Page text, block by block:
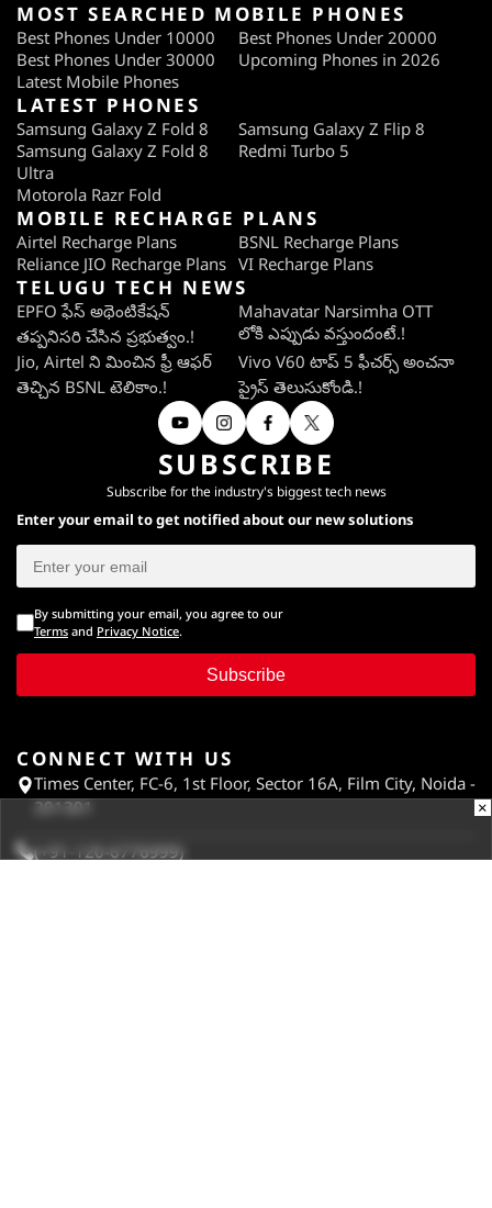
MOST SEARCHED MOBILE PHONES
Best Phones Under 10000
Best Phones Under 20000
Best Phones Under 30000
Upcoming Phones in 2026
Latest Mobile Phones
LATEST PHONES
Samsung Galaxy Z Fold 8
Samsung Galaxy Z Flip 8
Samsung Galaxy Z Fold 8
Ultra
Redmi Turbo 5
Motorola Razr Fold
MOBILE RECHARGE PLANS
Airtel Recharge Plans
BSNL Recharge Plans
Reliance JIO Recharge Plans VI Recharge Plans
TELUGU TECH NEWS
EPFO ఫేస్ అథెంటికేషన్
తప్పనిసరి చేసిన ప్రభుత్వం.!
Mahavatar Narsimha OTT
లోకి ఎప్పుడు వస్తుందంటే.!
Jio, Airtel ని మించిన ఫ్రీ ఆఫర్
తెచ్చిన BSNL టెలికాం.!
Vivo V60 టాప్ 5 ఫీచర్స్ అంచనా
ప్రైస్ తెలుసుకోండి.!
SUBSCRIBE
Subscribe for the industry's biggest tech news
Enter your email to get notified about our new solutions
By submitting your email, you agree to our
Terms and Privacy Notice.
Subscribe
CONNECT WITH US
Times Center, FC-6, 1st Floor, Sector 16A, Film City, Noida -
201301
(+91-120-6776999)
×